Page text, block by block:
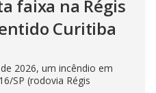
faixa na Régis
Curitiba
2026, um incêndio em
SP (rodovia Régis